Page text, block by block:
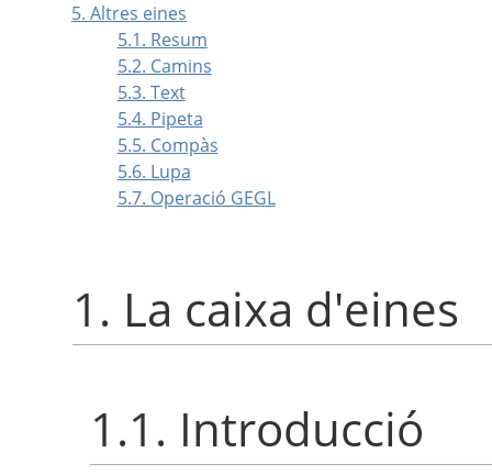
5. Altres eines
5.1. Resum
5.2. Camins
5.3. Text
5.4. Pipeta
5.5. Compàs
5.6. Lupa
5.7. Operació GEGL
1. La caixa d'eines
1.1. Introducció